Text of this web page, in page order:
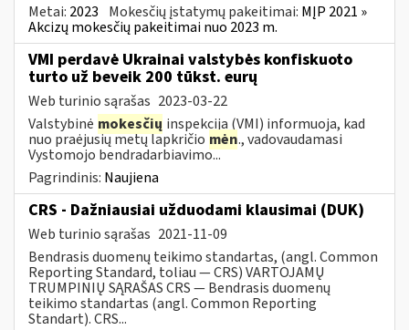
Metai: 2023 Mokesčių įstatymų pakeitimai: MĮP 2021 »
Akcizų mokesčių pakeitimai nuo 2023 m.
VMI perdavė Ukrainai valstybės konfiskuoto
turto už beveik 200 tūkst. eurų
Web turinio sąrašas 2023-03-22
Valstybinė mokesčių inspekcija (VMI) informuoja, kad
nuo praėjusių metų lapkričio mėn., vadovaudamasi
Vystomojo bendradarbiavimo...
Pagrindinis: Naujiena
CRS - Dažniausiai užduodami klausimai (DUK)
Web turinio sąrašas 2021-11-09
Bendrasis duomenų teikimo standartas, (angl. Common
Reporting Standard, toliau — CRS) VARTOJAMŲ
TRUMPINIŲ SĄRAŠAS CRS — Bendrasis duomenų
teikimo standartas (angl. Common Reporting
Standart). CRS...